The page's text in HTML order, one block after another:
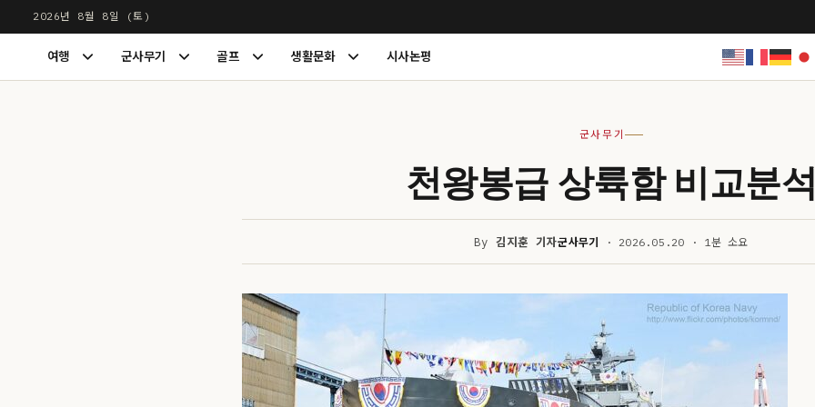
문
로
2026년 8월 8일 (토)
LUXDIGEST
여행
여
행
군사무기
군
사
골프
골
프
생활문화
생
활
시사논평
군사무기
천왕봉급 상륙함 비교분석
By김지훈 기자군사무기 · 2026.05.20 · 1분 소요